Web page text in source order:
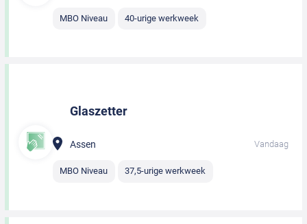
MBO Niveau 40-urige werkweek
Glaszetter
Assen Vandaag
MBO Niveau 37,5-urige werkweek